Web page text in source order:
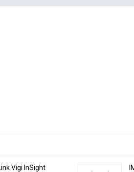
Firefox,..), hỗ trợ POE
Vigi InSight